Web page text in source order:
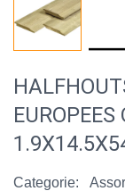
Categorie: